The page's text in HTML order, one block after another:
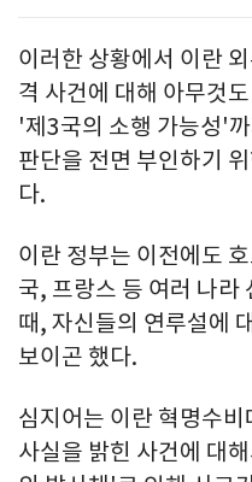
이러한 상황에서 이란
격 사건에 대해 아무것
'제3국의 소행 가능성'
판단을 전면 부인하기
다.
이란 정부는 이전에도
국, 프랑스 등 여러 나라
때, 자신들의 연루설에
보이곤 했다.
심지어는 이란 혁명수
사실을 밝힌 사건에 대